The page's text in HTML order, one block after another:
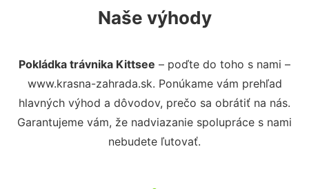
Naše výhody
Pokládka trávnika Kittsee – poďte do toho s nami –
www.krasna-zahrada.sk. Ponúkame vám prehľad
hlavných výhod a dôvodov, prečo sa obrátiť na nás.
Garantujeme vám, že nadviazanie spolupráce s nami
nebudete ľutovať.